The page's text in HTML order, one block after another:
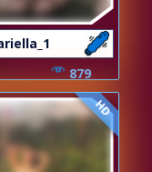
879
HD